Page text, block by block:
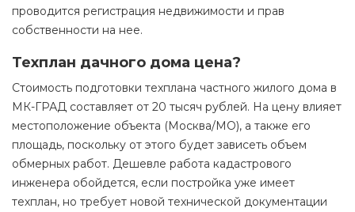
проводится регистрация недвижимости и прав
собственности на нее.
Техплан дачного дома цена?
Стоимость подготовки техплана частного жилого дома в
МК-ГРАД составляет от 20 тысяч рублей. На цену влияет
местоположение объекта (Москва/МО), а также его
площадь, поскольку от этого будет зависеть объем
обмерных работ. Дешевле работа кадастрового
инженера обойдется, если постройка уже имеет
техплан, но требует новой технической документации